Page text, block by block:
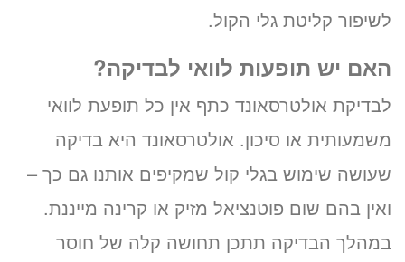
לשיפור קליטת גלי הקול.
האם יש תופעות לוואי לבדיקה?
לבדיקת אולטרסאונד כתף אין כל תופעת לוואי
משמעותית או סיכון. אולטרסאונד היא בדיקה
שעושה שימוש בגלי קול שמקיפים אותנו גם כך –
ואין בהם שום פוטנציאל מזיק או קרינה מייננת.
במהלך הבדיקה תתכן תחושה קלה של חוסר